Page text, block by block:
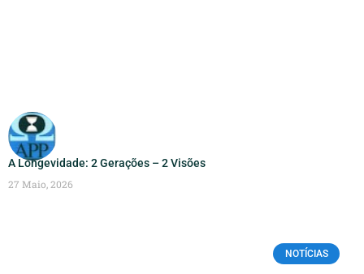
A Longevidade: 2 Gerações – 2 Visões
27 Maio, 2026
NOTÍCIAS